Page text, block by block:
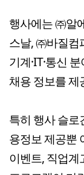
행사에는 ㈜알
스날, ㈜바질컴
기계·IT·통신
채용 정보를 제
특히 행사 슬로
용정보 제공뿐
이벤트, 직업계